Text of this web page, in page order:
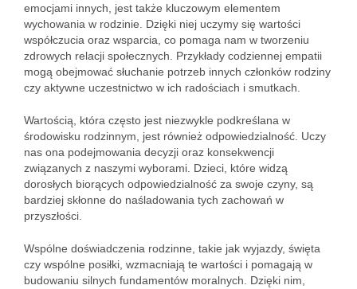
emocjami innych, jest także kluczowym elementem
wychowania w rodzinie. Dzięki niej uczymy się wartości
współczucia oraz wsparcia, co pomaga nam w tworzeniu
zdrowych relacji społecznych. Przykłady codziennej empatii
mogą obejmować słuchanie potrzeb innych członków rodziny
czy aktywne uczestnictwo w ich radościach i smutkach.
Wartością, która często jest niezwykle podkreślana w
środowisku rodzinnym, jest również odpowiedzialność. Uczy
nas ona podejmowania decyzji oraz konsekwencji
związanych z naszymi wyborami. Dzieci, które widzą
dorosłych biorących odpowiedzialność za swoje czyny, są
bardziej skłonne do naśladowania tych zachowań w
przyszłości.
Wspólne doświadczenia rodzinne, takie jak wyjazdy, święta
czy wspólne posiłki, wzmacniają te wartości i pomagają w
budowaniu silnych fundamentów moralnych. Dzięki nim,